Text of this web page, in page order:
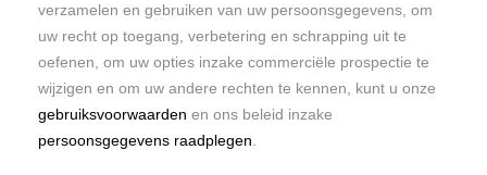
verzamelen en gebruiken van uw persoonsgegevens, om
uw recht op toegang, verbetering en schrapping uit te
oefenen, om uw opties inzake commerciële prospectie te
wijzigen en om uw andere rechten te kennen, kunt u onze
gebruiksvoorwaarden en ons beleid inzake
persoonsgegevens raadplegen